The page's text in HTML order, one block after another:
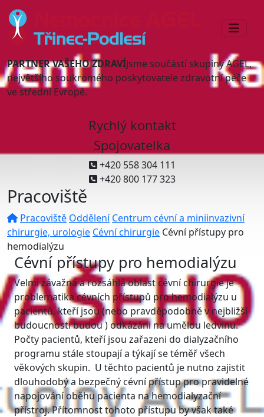
PARTNER VAŠEHO ZDRAVÍJsme součástí skupiny AGEL,
největšího soukromého poskytovatele zdravotní péče
ve střední Evropě.
Rychlý kontakt
Spojovatelka
+420 558 304 111
+420 800 177 323
Pracoviště
Pracoviště Oddělení Centrum cévní a miniinvazivní
chirurgie, urologie Cévní chirurgie Cévní přístupy pro
hemodialýzu
Cévní přístupy pro hemodialýzu
Velmi závažná a rozsáhlá oblast cévní chirurgie je
problematika cévních přístupů pro hemodialýzu u
pacientů, kteří jsou (nebo pravděpodobně v nejbližší
budoucnosti budou ) odkázáni na umělou ledvinu.
Počty pacientů, kteří jsou zařazeni do dialyzačního
programu stále stoupají a týkají se téměř všech
věkových skupin. U těchto pacientů je nutno zajistit
dlouhodobý a bezpečný cévní přístup pro pravidelné
napojování oběhu pacienta na hemodialyzační
přístroj. Přítomnost tohoto přístupu by však také